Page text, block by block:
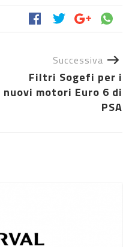
Successiva
Filtri Sogefi per i
nuovi motori Euro 6 di
PSA